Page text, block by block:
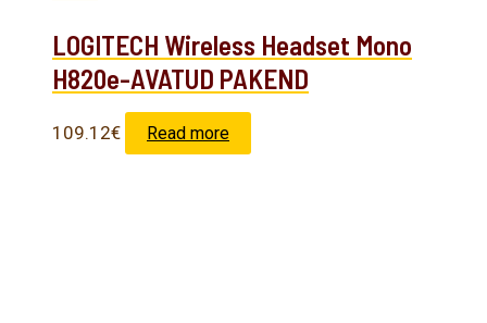
LOGITECH Wireless Headset Mono
H820e-AVATUD PAKEND
109.12€ Read more